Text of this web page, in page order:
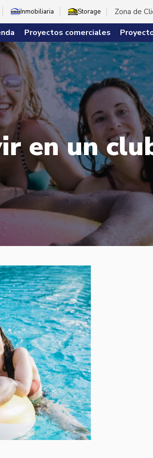
Inmobiliaria Storage Zona de
Proyectos comerciales
en un